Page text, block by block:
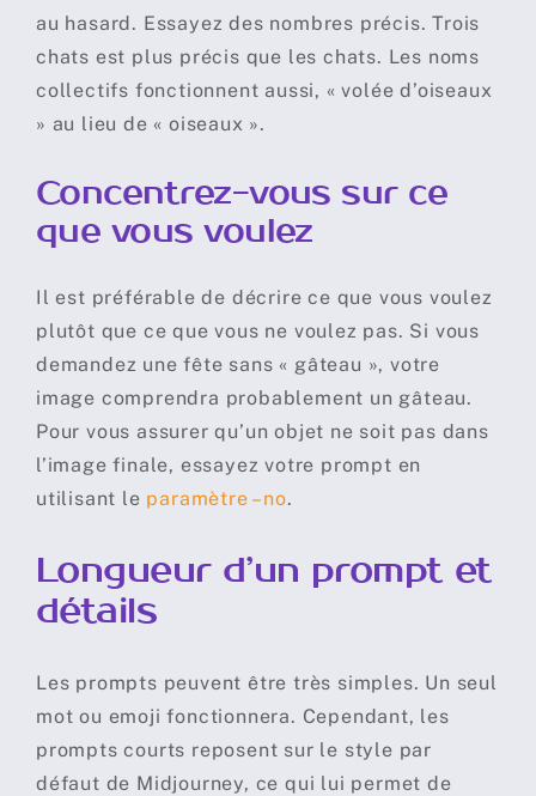
au hasard. Essayez des nombres précis. Trois
chats est plus précis que les chats. Les noms
collectifs fonctionnent aussi, « volée d’oiseaux
» au lieu de « oiseaux ».
Concentrez-vous sur ce
que vous voulez
Il est préférable de décrire ce que vous voulez
plutôt que ce que vous ne voulez pas. Si vous
demandez une fête sans « gâteau », votre
image comprendra probablement un gâteau.
Pour vous assurer qu’un objet ne soit pas dans
l’image finale, essayez votre prompt en
utilisant le paramètre –no.
Longueur d’un prompt et
détails
Les prompts peuvent être très simples. Un seul
mot ou emoji fonctionnera. Cependant, les
prompts courts reposent sur le style par
défaut de Midjourney, ce qui lui permet de